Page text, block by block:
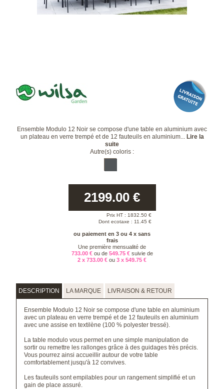
Ensemble Modulo 12 Noir se compose d'une table en aluminium avec
un plateau en verre trempé et de 12 fauteuils en aluminium... Lire la
suite
Autre(s) coloris :
2199.00 €
Prix HT : 1832.50 €
Dont ecotaxe : 11.45 €
ou paiement en 3 ou 4 x sans
frais
Une première mensualité de
733.00 € ou de 549.75 € suivie de
2 x 733.00 € ou 3 x 549.75 €
DESCRIPTION LA MARQUE LIVRAISON & RETOUR
Ensemble Modulo 12 Noir se compose d'une table en aluminium
avec un plateau en verre trempé et de 12 fauteuils en aluminium
avec une assise en textilène (100 % polyester tressé).
La table modulo vous permet en une simple manipulation de
sortir ou remettre les rallonges grâce à des guidages très précis.
Vous pourrez ainsi accueillir autour de votre table
comfortablement jusqu'à 12 convives.
Les fauteuils sont empilables pour un rangement simplifié et un
gain de place assuré.